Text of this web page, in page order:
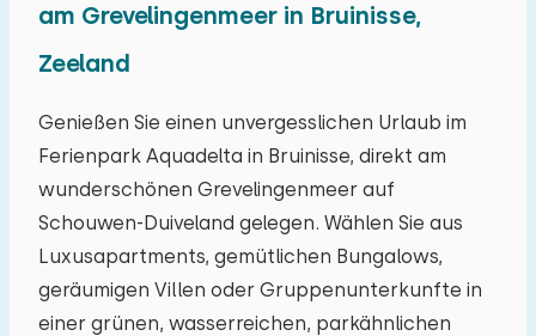
am Grevelingenmeer in Bruinisse,
Zeeland
Genießen Sie einen unvergesslichen Urlaub im
Ferienpark Aquadelta in Bruinisse, direkt am
wunderschönen Grevelingenmeer auf
Schouwen-Duiveland gelegen. Wählen Sie aus
Luxusapartments, gemütlichen Bungalows,
geräumigen Villen oder Gruppenunterkunfte in
einer grünen, wasserreichen, parkähnlichen
August 2026
Mo
27 28 29 30 31 01 02
03 04 05 06 07 08
10 11 12 13 14 15
17 18 19 20 21 22 23